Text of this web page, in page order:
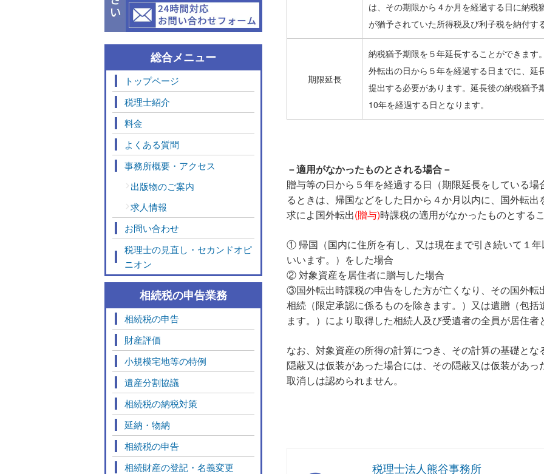
は、その期限から４か月を経過する日に納税
が猶予されていた所得税及び利子税を納付す
期限延長
納税猶予期限を５年延長することができます
外転出の日から５年を経過する日までに、延
提出する必要があります。延長後の納税猶予
10年を経過する日となります。
－適用がなかったものとされる場合－
贈与等の日から５年を経過する日（期限延長をしている
るときは、帰国などをした日から４か月以内に、国外転
求によ国外転出(贈与)時課税の適用がなかったものとする
① 帰国（国内に住所を有し、又は現在まで引き続いて１
いいます。）をした場合
② 対象資産を居住者に贈与した場合
③国外転出時課税の申告をした方が亡くなり、その国外転
相続（限定承認に係るものを除きます。）又は遺贈（包
ます。）により取得した相続人及び受遺者の全員が居住者
なお、対象資産の所得の計算につき、その計算の基礎とな
隠蔽又は仮装があった場合には、その隠蔽又は仮装があ
取消しは認められません。
税理士法人熊谷事務所
総合メニュー
トップページ
税理士紹介
料金
よくある質問
事務所概要・アクセス
出版物のご案内
求人情報
お問い合わせ
税理士の見直し・セカンドオピ
ニオン
相続税の申告業務
相続税の申告
財産評価
小規模宅地等の特例
遺産分割協議
相続税の納税対策
延納・物納
相続税の申告
相続財産の登記・名義変更